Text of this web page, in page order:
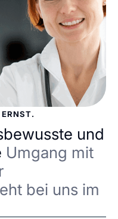
und
Umgang mit
bei uns im